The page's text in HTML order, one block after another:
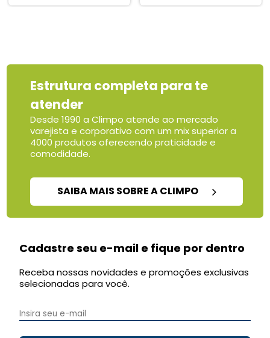
Estrutura completa para te
atender
Desde 1990 a Climpo atende ao mercado
varejista e corporativo com um mix superior a
4000 produtos oferecendo praticidade e
comodidade.
SAIBA MAIS SOBRE A CLIMPO
Cadastre seu e-mail e fique por dentro
Receba nossas novidades e promoções exclusivas
selecionadas para você.